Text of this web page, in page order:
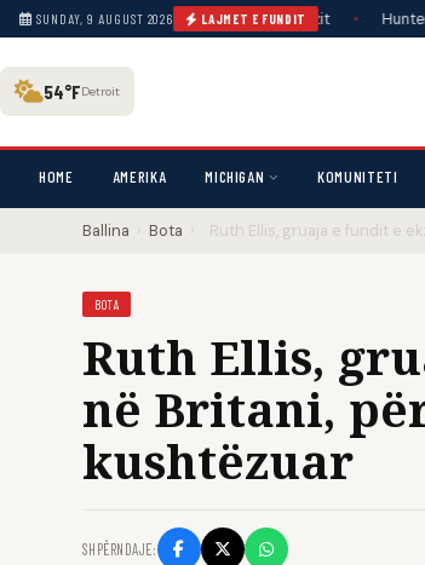
SUNDAY, 9 AUGUST 2026 LAJMET E FUNDIT
të dronit pranë tubacionit të gazit • Hunter Biden:
54°FDetroit
HOME AMERIKA MICHIGAN KOMUNITETI
Ballina › Bota › Ruth Ellis, gruaja e fundit e
BOTA
Ruth Ellis,
në Britani,
kushtëzuar
SHPËRNDAJE: